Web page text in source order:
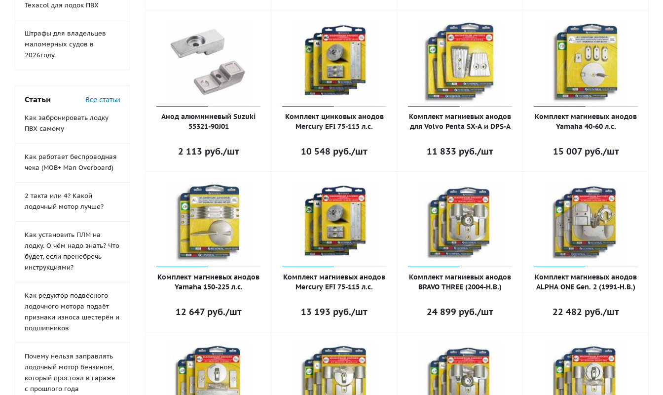
Анод алюминиевый Suzuki
55321-90J01
2 113 руб./шт
Комплект цинковых анодов
Mercury EFI 75-115 л.с.
10 548 руб./шт
Комплект магниевых анодов
для Volvo Penta SX-A и DPS-A
11 833 руб./шт
Комплект магниевых анодов
Yamaha 40-60 л.с.
15 007руб./шт
Комплект магниевых анодов
Yamaha 150-225 л.с.
12 647руб./шт
Комплект магниевых анодов
Mercury EFI 75-115 л.с.
13 193 руб./шт
Комплект магниевых анодов
BRAVO THREE (2004-Н.В.)
24 899 руб./шт
Комплект магниевых анодов
ALPHA ONE Gen. 2 (1991-Н.В.)
22 482 руб./шт
Texacol для лодок ПВХ
Штрафы для владельцев
маломерных судов в
2026году.
Статьи Все статьи
Как забронировать лодку
ПВХ самому
Как работает беспроводная
чека (MOB+ Man Overboard)
2 такта или 4? Какой
лодочный мотор лучше?
Как установить ПЛМ на
лодку. О чём надо знать? Что
будет, если пренебречь
инструкциями?
Как редуктор подвесного
лодочного мотора подаёт
признаки износа шестерён и
подшипников
Почему нельзя заправлять
лодочный мотор бензином,
который простоял в гараже
с прошлого года